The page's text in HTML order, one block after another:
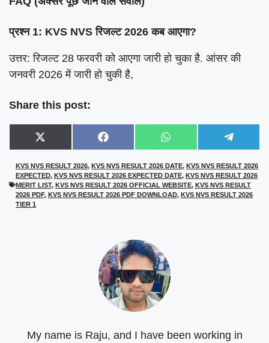
प्रश्न 1: KVS NVS रिजल्ट 2026 कब आएगा?
उत्तर: रिजल्ट 28 फरवरी को आएगा जारी हो चुका है. आंसर की
जनवरी 2026 में जारी हो चुकी है,
Share this post:
Share
on
X
(
w
i
t
t
Share
on
F
a
e
b
o
o
Share
on
W
h
t
s
A
p
Share
on
e
e
g
r
a
KVS NVS RESULT 2026, KVS NVS RESULT 2026 DATE, KVS NVS RESULT 2026
EXPECTED, KVS NVS RESULT 2026 EXPECTED DATE, KVS NVS RESULT 2026
MERIT LIST, KVS NVS RESULT 2026 OFFICIAL WEBSITE, KVS NVS RESULT
2026 PDF, KVS NVS RESULT 2026 PDF DOWNLOAD, KVS NVS RESULT 2026
TIER 1
My name is Raju, and I have been working in